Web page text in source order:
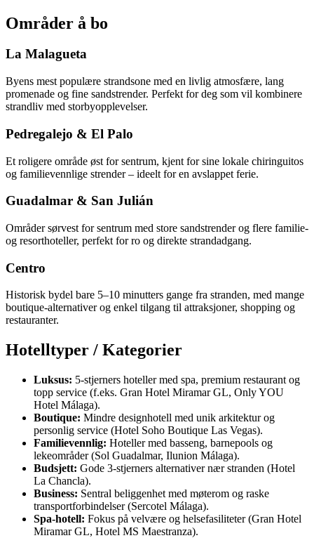
Områder å bo
La Malagueta
Byens mest populære strandsone med en livlig atmosfære, lang
promenade og fine sandstrender. Perfekt for deg som vil kombinere
strandliv med storbyopplevelser.
Pedregalejo & El Palo
Et roligere område øst for sentrum, kjent for sine lokale chiringuitos
og familievennlige strender – ideelt for en avslappet ferie.
Guadalmar & San Julián
Områder sørvest for sentrum med store sandstrender og flere familie-
og resorthoteller, perfekt for ro og direkte strandadgang.
Centro
Historisk bydel bare 5–10 minutters gange fra stranden, med mange
boutique-alternativer og enkel tilgang til attraksjoner, shopping og
restauranter.
Hotelltyper / Kategorier
Luksus: 5-stjerners hoteller med spa, premium restaurant og
topp service (f.eks. Gran Hotel Miramar GL, Only YOU
Hotel Málaga).
Boutique: Mindre designhotell med unik arkitektur og
personlig service (Hotel Soho Boutique Las Vegas).
Familievennlig: Hoteller med basseng, barnepools og
lekeområder (Sol Guadalmar, Ilunion Málaga).
Budsjett: Gode 3-stjerners alternativer nær stranden (Hotel
La Chancla).
Business: Sentral beliggenhet med møterom og raske
transportforbindelser (Sercotel Málaga).
Spa-hotell: Fokus på velvære og helsefasiliteter (Gran Hotel
Miramar GL, Hotel MS Maestranza).